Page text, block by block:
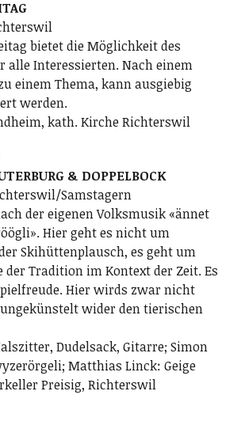
bietet die Möglichkeit des
alle Interessierten. Nach einem
einem Thema, kann ausgiebig
werden.
kath. Kirche Richterswil
& DOPPELBOCK
Samstagern
der eigenen Volksmusik «ännet
Hier geht es nicht um
Skihüttenplausch, es geht um
der Tradition im Kontext der Zeit. Es
Hier wirds zwar nicht
wider den tierischen
Dudelsack, Gitarre; ­Simon
Matthias Linck: Geige
Preisig, Richterswil